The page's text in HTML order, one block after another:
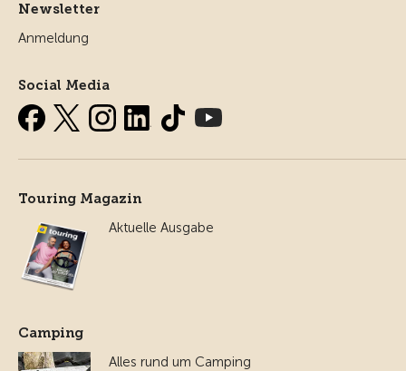
Newsletter
Anmeldung
Social Media
Touring Magazin
Aktuelle Ausgabe
Camping
Alles rund um Camping